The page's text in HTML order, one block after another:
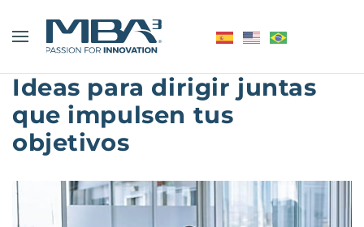
Ideas para dirigir juntas
que impulsen tus
objetivos